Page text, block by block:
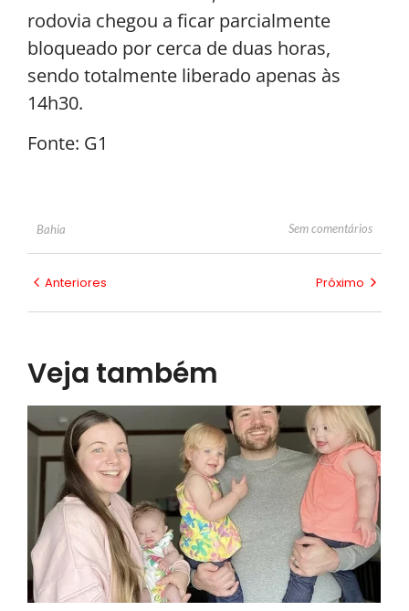
rodovia chegou a ficar parcialmente
bloqueado por cerca de duas horas,
sendo totalmente liberado apenas às
14h30.
Fonte: G1
Bahia Sem comentários
Anteriores Próximo
Veja também